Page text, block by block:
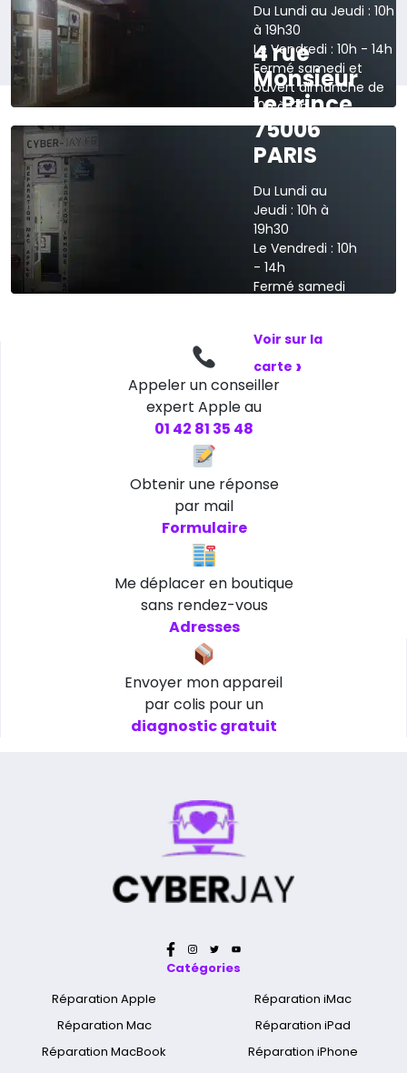
Du Lundi au Jeudi : 10h
à 19h30
Le Vendredi : 10h - 14h
Fermé samedi et
ouvert dimanche de
10h à 13h
Voir sur la carte
4 rue
Monsieur
Le Prince
75006
PARIS
Du Lundi au
Jeudi : 10h à
19h30
Le Vendredi : 10h
- 14h
Fermé samedi
Voir sur la
carte ›
Appeler un conseiller
expert Apple au
01 42 81 35 48
Obtenir une réponse
par mail
Formulaire
Me déplacer en boutique
sans rendez-vous
Adresses
Envoyer mon appareil
par colis pour un
diagnostic gratuit
Catégories
Réparation Apple
Réparation Mac
Réparation MacBook
Réparation iMac
Réparation iPad
Réparation iPhone